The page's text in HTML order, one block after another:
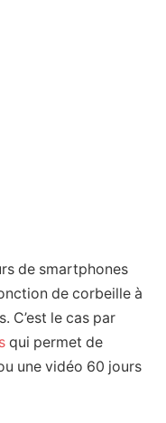
de smartphones
de corbeille à
C’est le cas par
qui permet de
une vidéo 60 jours